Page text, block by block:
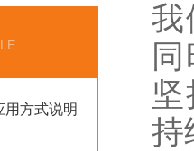
用方式说明
我
持